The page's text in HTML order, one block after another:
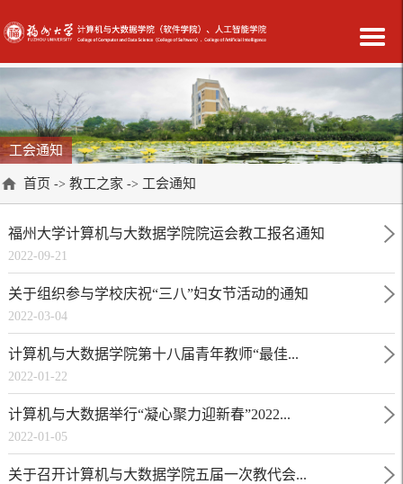
工会通知
首页 -> 教工之家 -> 工会通知
福州大学计算机与大数据学院院运会教工报名通知
2022-09-21
关于组织参与学校庆祝“三八”妇女节活动的通知
2022-03-04
计算机与大数据学院第十八届青年教师“最佳...
2022-01-22
计算机与大数据举行“凝心聚力迎新春”2022...
2022-01-05
关于召开计算机与大数据学院五届一次教代会...